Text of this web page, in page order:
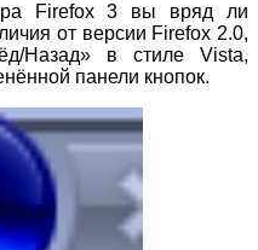
Firefox 3 вы вряд ли
от версии Firefox 2.0,
Назад» в стиле Vista,
панели кнопок.